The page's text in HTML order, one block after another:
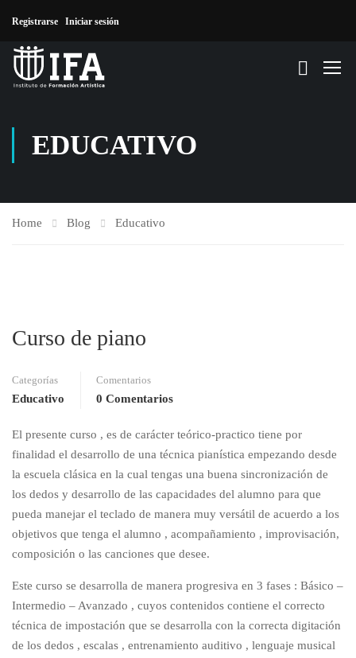
Registrarse Iniciar sesión
EDUCATIVO
Home Blog Educativo
Curso de piano
Categorías
Educativo
Comentarios
0 Comentarios
El presente curso , es de carácter teórico-practico tiene por
finalidad el desarrollo de una técnica pianística empezando desde
la escuela clásica en la cual tengas una buena sincronización de
los dedos y desarrollo de las capacidades del alumno para que
pueda manejar el teclado de manera muy versátil de acuerdo a los
objetivos que tenga el alumno , acompañamiento , improvisación,
composición o las canciones que desee.
Este curso se desarrolla de manera progresiva en 3 fases : Básico –
Intermedio – Avanzado , cuyos contenidos contiene el correcto
técnica de impostación que se desarrolla con la correcta digitación
de los dedos , escalas , entrenamiento auditivo , lenguaje musical